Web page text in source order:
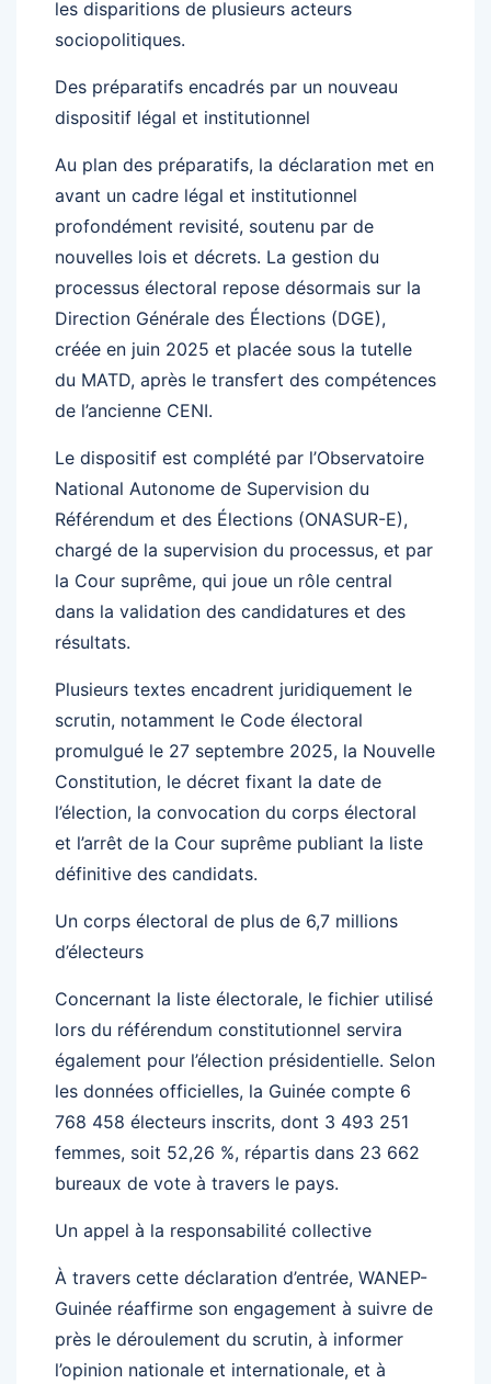
les disparitions de plusieurs acteurs
sociopolitiques.
Des préparatifs encadrés par un nouveau
dispositif légal et institutionnel
Au plan des préparatifs, la déclaration met en
avant un cadre légal et institutionnel
profondément revisité, soutenu par de
nouvelles lois et décrets. La gestion du
processus électoral repose désormais sur la
Direction Générale des Élections (DGE),
créée en juin 2025 et placée sous la tutelle
du MATD, après le transfert des compétences
de l’ancienne CENI.
Le dispositif est complété par l’Observatoire
National Autonome de Supervision du
Référendum et des Élections (ONASUR-E),
chargé de la supervision du processus, et par
la Cour suprême, qui joue un rôle central
dans la validation des candidatures et des
résultats.
Plusieurs textes encadrent juridiquement le
scrutin, notamment le Code électoral
promulgué le 27 septembre 2025, la Nouvelle
Constitution, le décret fixant la date de
l’élection, la convocation du corps électoral
et l’arrêt de la Cour suprême publiant la liste
définitive des candidats.
Un corps électoral de plus de 6,7 millions
d’électeurs
Concernant la liste électorale, le fichier utilisé
lors du référendum constitutionnel servira
également pour l’élection présidentielle. Selon
les données officielles, la Guinée compte 6
768 458 électeurs inscrits, dont 3 493 251
femmes, soit 52,26 %, répartis dans 23 662
bureaux de vote à travers le pays.
Un appel à la responsabilité collective
À travers cette déclaration d’entrée, WANEP-
Guinée réaffirme son engagement à suivre de
près le déroulement du scrutin, à informer
l’opinion nationale et internationale, et à